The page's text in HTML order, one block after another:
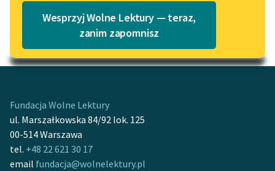
Lektury szkolne i klasyka
literatury do słuchania dla
uczennic i uczniów z
E-kolekcja lektur
szkolnych i literatury do
słuchania dla uczennic i
uczniów z
niepełnosprawnościami
Katalog w formacie PDF
Wesprzyj Wolne Lektury — teraz,
zanim zapomnisz
Motyw: Milczenie
Fundacja Wolne Lektury
ul. Marszałkowska 84/92 lok. 125
00-514 Warszawa
tel. +48 22 621 30 17
email fundacja@wolnelektury.pl